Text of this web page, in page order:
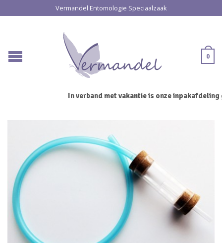
Vermandel Entomologie Speciaalzaak
0
In verband met vakantie is onze inpakafdeling